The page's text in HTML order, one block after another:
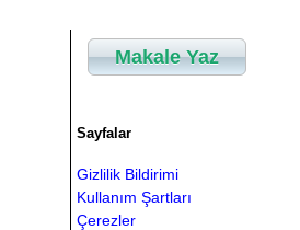
Makale Yaz
Sayfalar
Gizlilik Bildirimi
Kullanım Şartları
Çerezler